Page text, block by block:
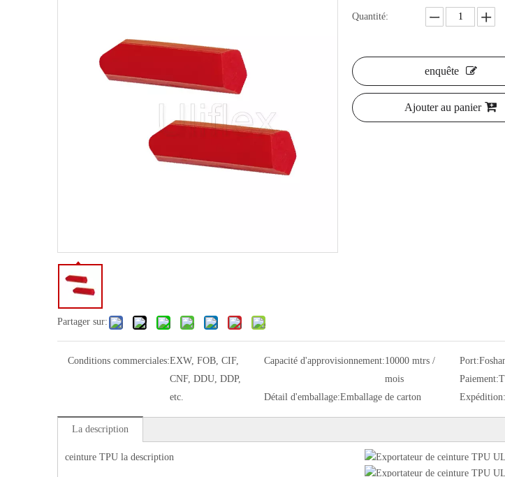
Partager sur:
Quantité:
enquête
Ajouter au panier
Conditions commerciales:EXW, FOB, CIF,
CNF, DDU, DDP,
etc.
Capacité d'approvisionnement:10000 mtrs /
mois
Port:
Paiement:
Détail d'emballage:Emballage de carton Expédition:
La description
ceinture TPU la description